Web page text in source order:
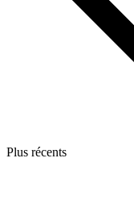
Plus récents